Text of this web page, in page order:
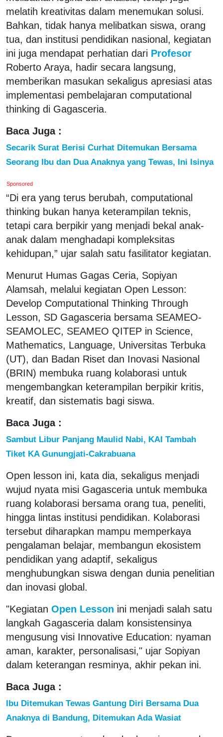
melatih kreativitas dalam menemukan solusi.
Bahkan, tidak hanya melibatkan siswa, orang
tua, dan institusi pendidikan nasional, kegiatan
ini juga mendapat perhatian dari Profesor
Roberto Araya, hadir secara langsung,
memberikan masukan sekaligus apresiasi atas
implementasi pembelajaran computational
thinking di Gagasceria.
Baca Juga :
Secarik Surat Berisi Curhat Ditemukan Bersama
Seorang Ibu dan Dua Anaknya yang Tewas, Ini Isinya
Sponsored
“Di era yang terus berubah, computational
thinking bukan hanya keterampilan teknis,
tetapi cara berpikir yang menjadi bekal anak-
anak dalam menghadapi kompleksitas
kehidupan,” ujar salah satu fasilitator kegiatan.
Menurut Humas Gagas Ceria, Sopiyan
Alamsah, melalui kegiatan Open Lesson:
Develop Computational Thinking Through
Lesson, SD Gagasceria bersama SEAMEO-
SEAMOLEC, SEAMEO QITEP in Science,
Mathematics, Language, Universitas Terbuka
(UT), dan Badan Riset dan Inovasi Nasional
(BRIN) membuka ruang kolaborasi untuk
mengembangkan keterampilan berpikir kritis,
kreatif, dan sistematis bagi siswa.
Baca Juga :
Sambut Libur Panjang Maulid Nabi, KAI Tambah
Tiket KA Gunungjati-Cakrabuana
Open lesson ini, kata dia, sekaligus menjadi
wujud nyata misi Gagasceria untuk membuka
ruang kolaborasi bersama orang tua, peneliti,
hingga lintas institusi pendidikan. Kolaborasi
tersebut diharapkan mampu memperkaya
pengalaman belajar, membangun ekosistem
pendidikan yang adaptif, sekaligus
menghubungkan siswa dengan dunia penelitian
dan inovasi global.
"Kegiatan Open Lesson ini menjadi salah satu
langkah Gagasceria dalam konsistensinya
mengusung visi Innovative Education: nyaman
aman, karakter, personalisasi," ujar Sopiyan
dalam keterangan resminya, akhir pekan ini.
Baca Juga :
Ibu Ditemukan Tewas Gantung Diri Bersama Dua
Anaknya di Bandung, Ditemukan Ada Wasiat